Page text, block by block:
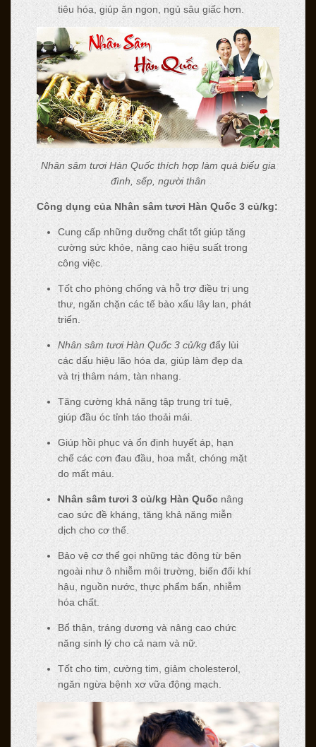
tiêu hóa, giúp ăn ngon, ngủ sâu giấc hơn.
Nhân sâm tươi Hàn Quốc thích hợp làm quà biếu gia
đình, sếp, người thân
Công dụng của Nhân sâm tươi Hàn Quốc 3 củ/kg:
Cung cấp những dưỡng chất tốt giúp tăng
cường sức khỏe, nâng cao hiệu suất trong
công việc.
Tốt cho phòng chống và hỗ trợ điều trị ung
thư, ngăn chặn các tế bào xấu lây lan, phát
triển.
Nhân sâm tươi Hàn Quốc 3 củ/kgđẩy lùi
các dấu hiệu lão hóa da, giúp làm đẹp da
và trị thâm nám, tàn nhang.
Tăng cường khả năng tập trung trí tuệ,
giúp đầu óc tỉnh táo thoải mái.
Giúp hồi phục và ổn định huyết áp, hạn
chế các cơn đau đầu, hoa mắt, chóng mặt
do mất máu.
Nhân sâm tươi 3 củ/kg Hàn Quốcnâng
cao sức đề kháng, tăng khả năng miễn
dịch cho cơ thể.
Bảo vệ cơ thể gọi những tác động từ bên
ngoài như ô nhiễm môi trường, biến đổi khí
hậu, nguồn nước, thực phẩm bẩn, nhiễm
hóa chất.
Bổ thận, tráng dương và nâng cao chức
năng sinh lý cho cả nam và nữ.
Tốt cho tim, cường tim, giảm cholesterol,
ngăn ngừa bệnh xơ vữa động mạch.